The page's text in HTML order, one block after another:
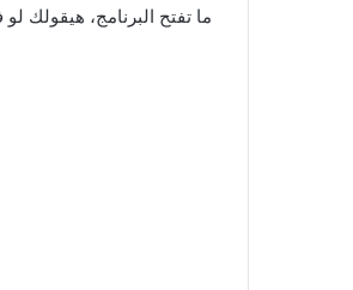
ما تفتح البرنامج،